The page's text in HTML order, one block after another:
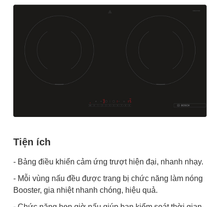
Tiện ích
- Bảng điều khiển cảm ứng trượt hiện đại, nhanh nhạy.
- Mỗi vùng nấu đều được trang bị chức năng làm nóng
Booster, gia nhiệt nhanh chóng, hiệu quả.